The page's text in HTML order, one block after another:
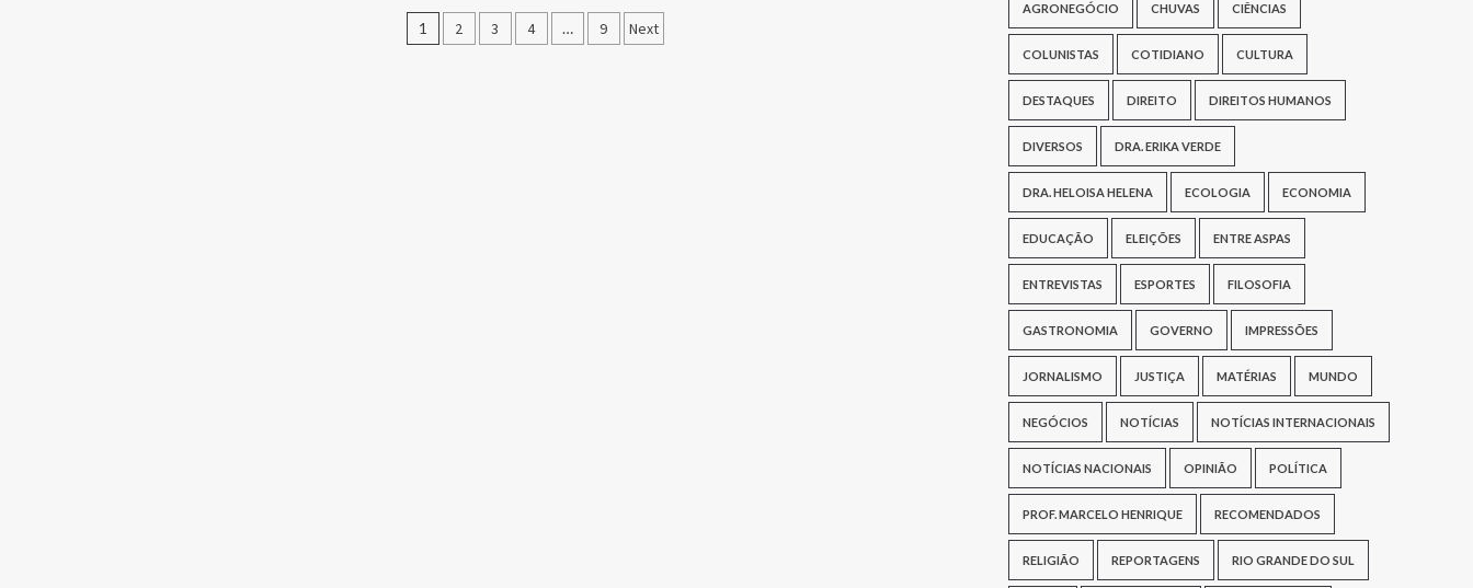
Paginação
1 2 3 4 … 9 Next
AGRONEGÓCIO CHUVAS CIÊNCIAS
COLUNISTAS COTIDIANO CULTURA
DESTAQUES DIREITO DIREITOS HUMANOS
DIVERSOS DRA. ERIKA VERDE
DRA. HELOISA HELENA ECOLOGIA ECONOMIA
EDUCAÇÃO ELEIÇÕES ENTRE ASPAS
ENTREVISTAS ESPORTES FILOSOFIA
GASTRONOMIA GOVERNO IMPRESSÕES
JORNALISMO JUSTIÇA MATÉRIAS MUNDO
NEGÓCIOS NOTÍCIAS NOTÍCIAS INTERNACIONAIS
NOTÍCIAS NACIONAIS OPINIÃO POLÍTICA
PROF. MARCELO HENRIQUE RECOMENDADOS
RELIGIÃO REPORTAGENS RIO GRANDE DO SUL